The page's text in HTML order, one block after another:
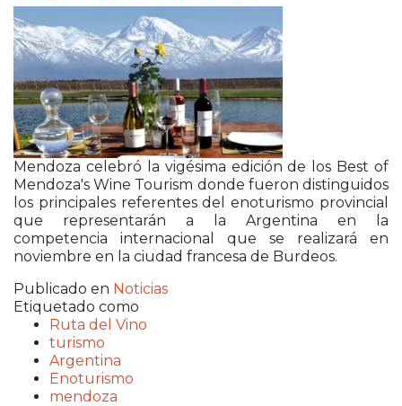
Mendoza celebró la vigésima edición de los Best of
Mendoza's Wine Tourism donde fueron distinguidos
los principales referentes del enoturismo provincial
que representarán a la Argentina en la
competencia internacional que se realizará en
noviembre en la ciudad francesa de Burdeos.
Publicado en Noticias
Etiquetado como
Ruta del Vino
turismo
Argentina
Enoturismo
mendoza